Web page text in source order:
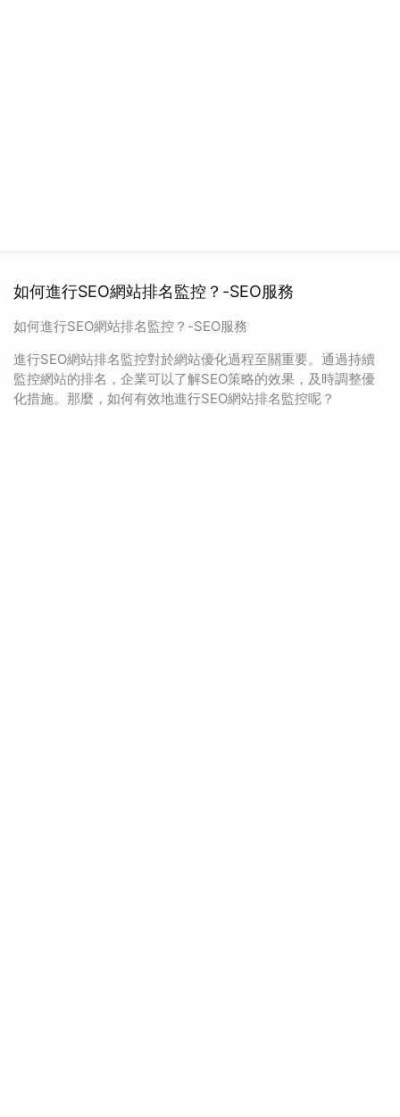
如何進行SEO網站排名監控？-SEO服務
如何進行SEO網站排名監控？-SEO服務
進行SEO網站排名監控對於網站優化過程至關重要。通過持續
監控網站的排名，企業可以了解SEO策略的效果，及時調整優
化措施。那麼，如何有效地進行SEO網站排名監控呢？